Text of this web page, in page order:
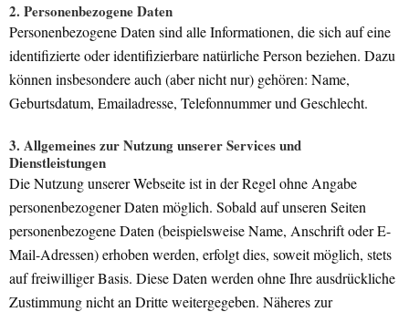
2. Personenbezogene Daten
Personenbezogene Daten sind alle Informationen, die sich auf eine
identifizierte oder identifizierbare natürliche Person beziehen. Dazu
können insbesondere auch (aber nicht nur) gehören: Name,
Geburtsdatum, Emailadresse, Telefonnummer und Geschlecht.
3. Allgemeines zur Nutzung unserer Services und
Dienstleistungen
Die Nutzung unserer Webseite ist in der Regel ohne Angabe
personenbezogener Daten möglich. Sobald auf unseren Seiten
personenbezogene Daten (beispielsweise Name, Anschrift oder E-
Mail-Adressen) erhoben werden, erfolgt dies, soweit möglich, stets
auf freiwilliger Basis. Diese Daten werden ohne Ihre ausdrückliche
Zustimmung nicht an Dritte weitergegeben. Näheres zur